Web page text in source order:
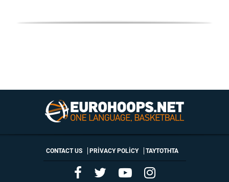
CONTACT US PRIVACY POLICY ΤΑΥΤΟΤΗΤΑ